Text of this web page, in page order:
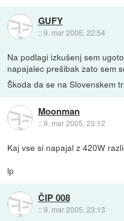
GUFY
::9. mar 2005, 22:54
Na podlagi izkušenj sem
napajalec prešibak zato sem
Škoda da se na Slovenskem
Moonman
::9. mar 2005, 23:12
Kaj vse si napajal z 420W
lp
ČIP 008
::9. mar 2005, 23:13